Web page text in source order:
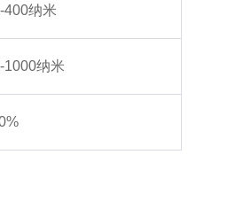
400纳米
1000纳米